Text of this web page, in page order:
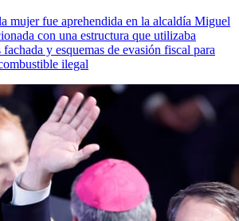
mujer fue aprehendida en la alcaldía Miguel
con una estructura que utilizaba
y esquemas de evasión fiscal para
ilegal